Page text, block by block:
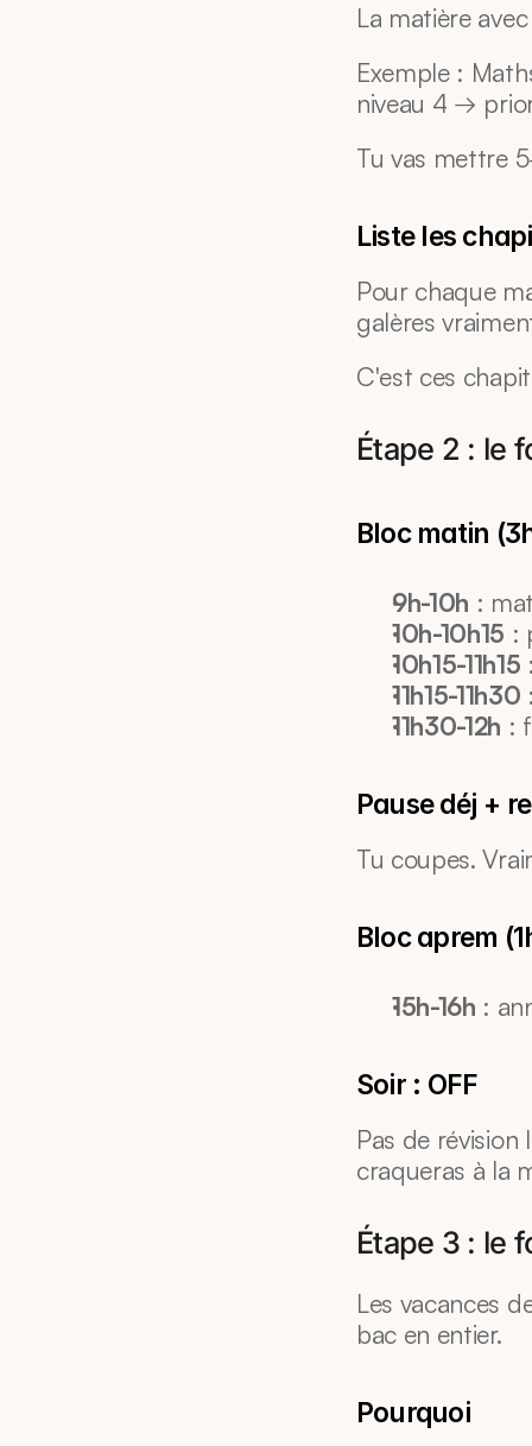
La matière
Exemple :
niveau 4 →
Tu vas mettre
Liste les
Pour chaque
galères
C'est ces
Étape 2 : le
Bloc matin
9h-10h :
10h-10h15 :
10h15-11h15
11h15-11h30
11h30-12h :
Pause déj +
Tu coupes.
Bloc aprem
15h-16h :
Soir : OFF
Pas de
craqueras à la
Étape 3 : le
Les vacances
bac en entier.
Pourquoi